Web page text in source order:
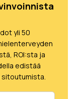
yli 50
ROI:sta ja
edistää